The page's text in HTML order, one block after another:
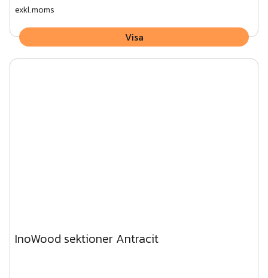
exkl.moms
Visa
InoWood sektioner Antracit